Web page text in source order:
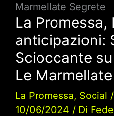
Marmellate Segrete
La Promessa,
anticipazioni:
Scioccante
Le
La Promessa, Social /
10/06/2024 / Di